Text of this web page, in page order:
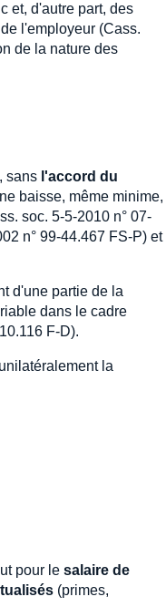
et, d'autre part, des
l'employeur (Cass.
de la nature des
, sans l'accord du
baisse, même minime,
soc. 5-5-2010 n° 07-
n° 99-44.467 FS-P) et
d'une partie de la
dans le cadre
F-D).
la
pour le salaire de
(primes,